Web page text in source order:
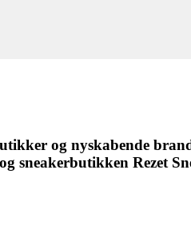
og nyskabende
sneakerbutikken Rezet